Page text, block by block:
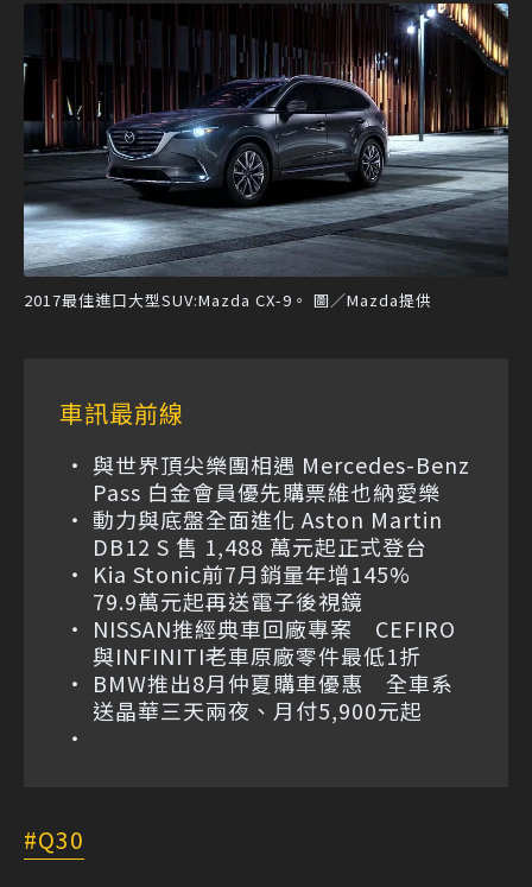
2017最佳進口大型SUV:Mazda CX-9。 圖／Mazda提供
車訊最前線
與世界頂尖樂團相遇 Mercedes-Benz
Pass 白金會員優先購票維也納愛樂
動力與底盤全面進化 Aston Martin
DB12 S 售 1,488 萬元起正式登台
Kia Stonic前7月銷量年增145%
79.9萬元起再送電子後視鏡
NISSAN推經典車回廠專案 CEFIRO
與INFINITI老車原廠零件最低1折
BMW推出8月仲夏購車優惠 全車系
送晶華三天兩夜、月付5,900元起
Q30